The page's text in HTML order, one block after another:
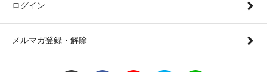
ログイン
メルマガ登録・解除